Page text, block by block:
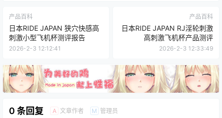
产品百科
日本RIDE JAPAN 狭穴快感高
刺激小型飞机杯测评报告
2026-2-3 12:12:41
产品百科
日本RIDE JAPAN RJ淫轮刺激
高刺激飞机杯产品测评
2026-2-3 12:33:49
0 条回复 A 文章作者 M 管理员